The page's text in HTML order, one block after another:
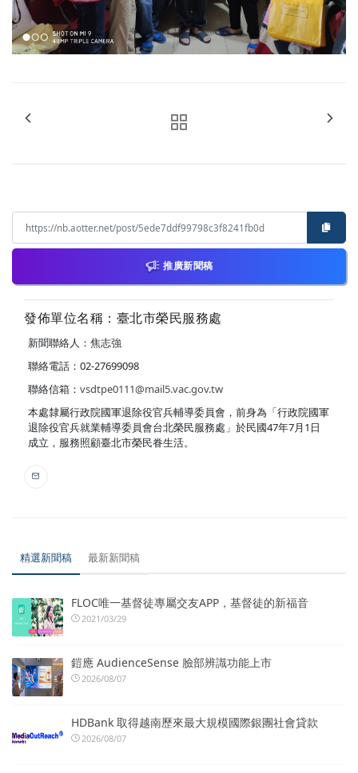
推廣新聞稿
發佈單位名稱：臺北市榮民服務處
新聞聯絡人：焦志強
聯絡電話：02-27699098
聯絡信箱： vsdtpe0111@mail5.vac.gov.tw
本處隸屬行政院國軍退除役官兵輔導委員會，前身為「行政院國軍
退除役官兵就業輔導委員會台北榮民服務處」於民國47年7月1日
成立，服務照顧臺北市榮民眷生活。
精選新聞稿 最新新聞稿
FLOC唯一基督徒專屬交友APP，基督徒的新福音
2021/03/29
鎧應 AudienceSense 臉部辨識功能上市
2026/08/07
HDBank 取得越南歷來最大規模國際銀團社會貸款
2026/08/07